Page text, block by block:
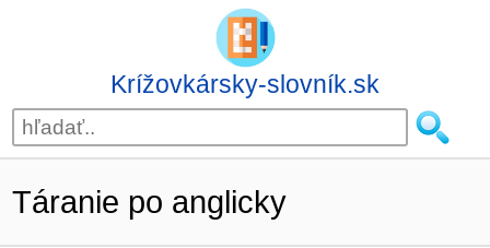
Krížovkársky-slovník.sk
Táranie po anglicky